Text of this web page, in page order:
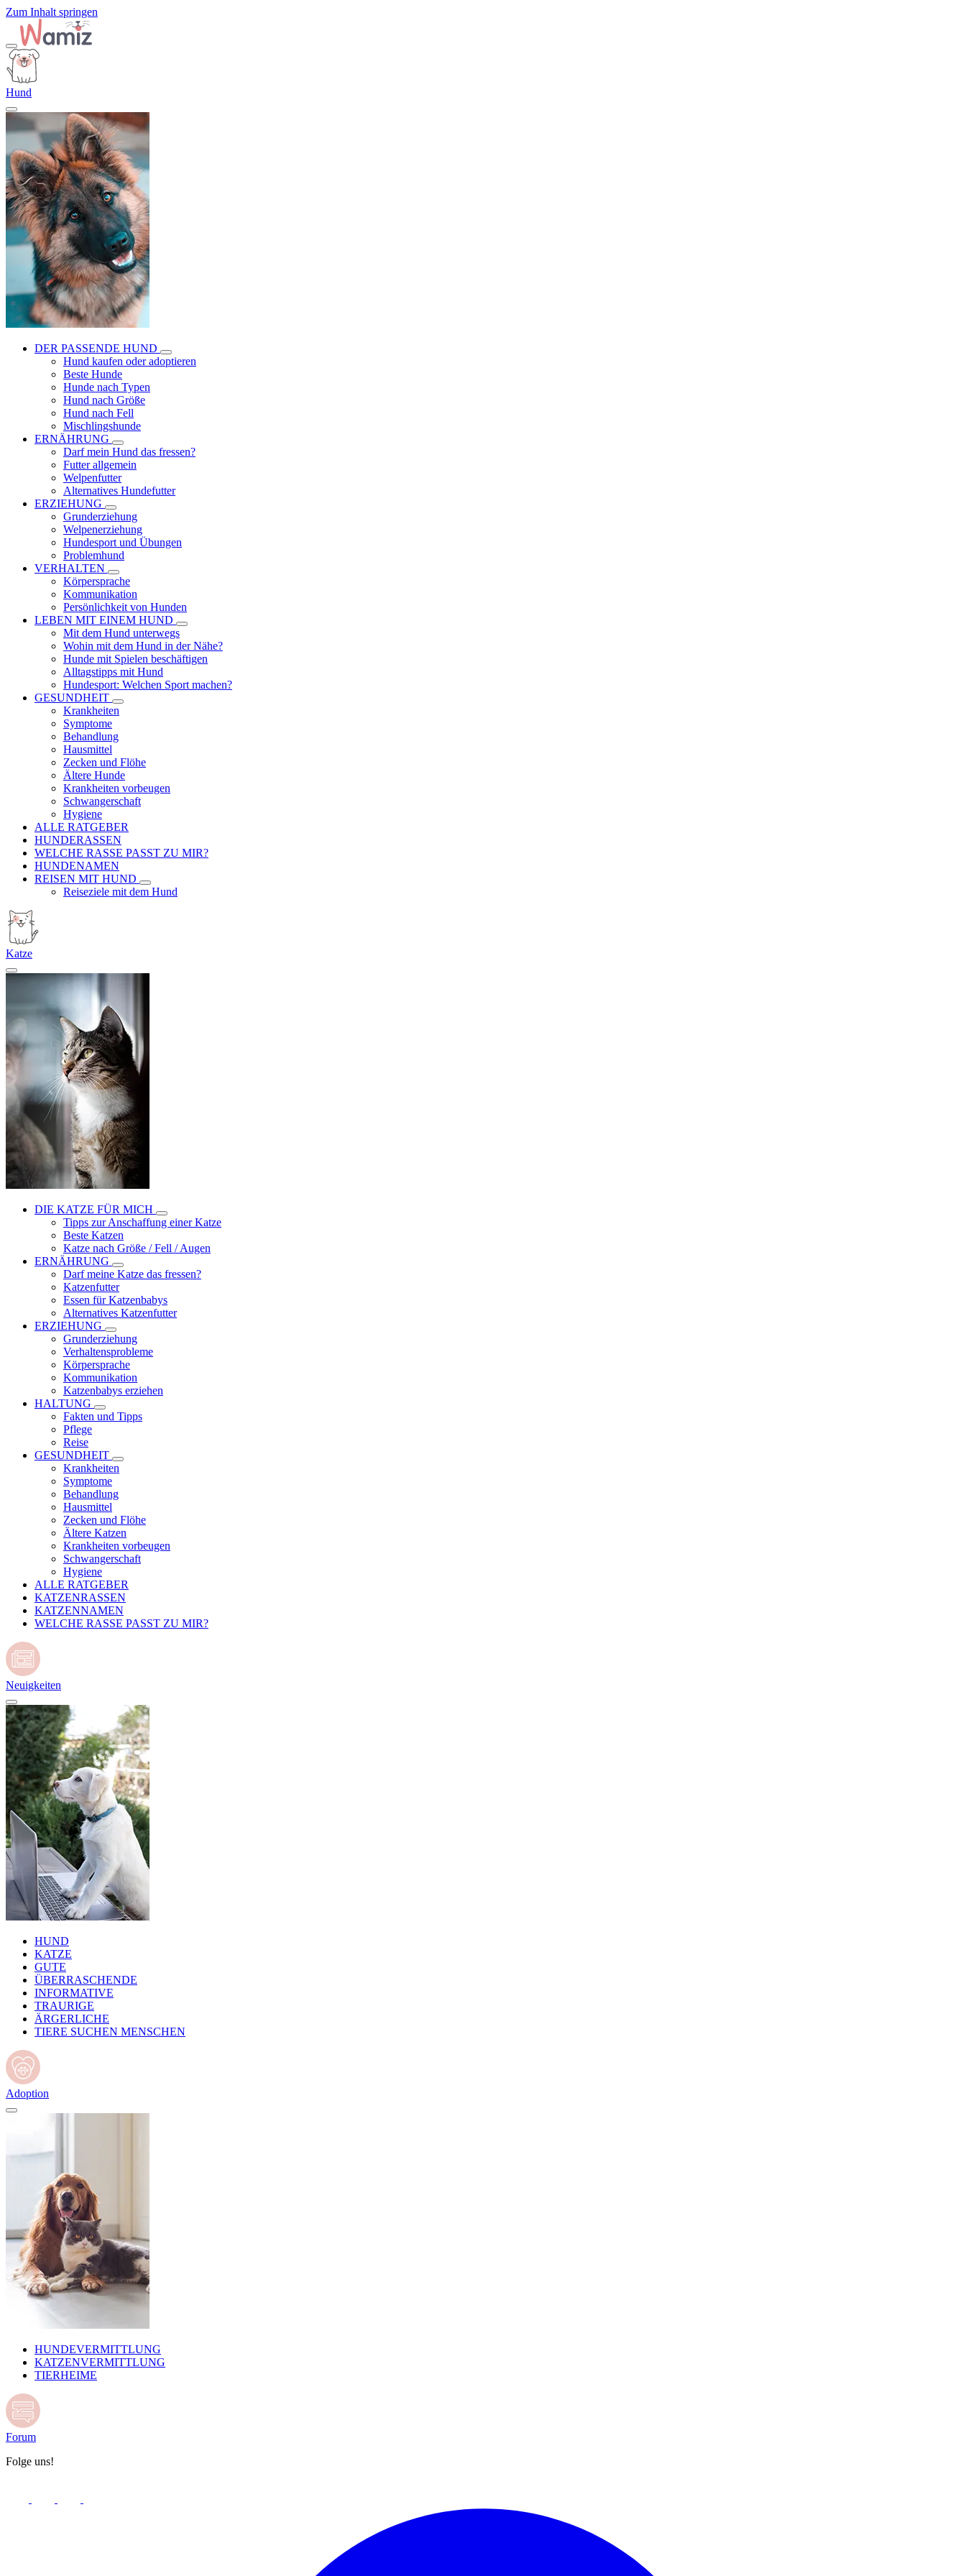
Zum Inhalt springen
Hund
DER PASSENDE HUND
Hund kaufen oder adoptieren
Beste Hunde
Hunde nach Typen
Hund nach Größe
Hund nach Fell
Mischlingshunde
ERNÄHRUNG
Darf mein Hund das fressen?
Futter allgemein
Welpenfutter
Alternatives Hundefutter
ERZIEHUNG
Grunderziehung
Welpenerziehung
Hundesport und Übungen
Problemhund
VERHALTEN
Körpersprache
Kommunikation
Persönlichkeit von Hunden
LEBEN MIT EINEM HUND
Mit dem Hund unterwegs
Wohin mit dem Hund in der Nähe?
Hunde mit Spielen beschäftigen
Alltagstipps mit Hund
Hundesport: Welchen Sport machen?
GESUNDHEIT
Krankheiten
Symptome
Behandlung
Hausmittel
Zecken und Flöhe
Ältere Hunde
Krankheiten vorbeugen
Schwangerschaft
Hygiene
ALLE RATGEBER
HUNDERASSEN
WELCHE RASSE PASST ZU MIR?
HUNDENAMEN
REISEN MIT HUND
Reiseziele mit dem Hund
Katze
DIE KATZE FÜR MICH
Tipps zur Anschaffung einer Katze
Beste Katzen
Katze nach Größe / Fell / Augen
ERNÄHRUNG
Darf meine Katze das fressen?
Katzenfutter
Essen für Katzenbabys
Alternatives Katzenfutter
ERZIEHUNG
Grunderziehung
Verhaltensprobleme
Körpersprache
Kommunikation
Katzenbabys erziehen
HALTUNG
Fakten und Tipps
Pflege
Reise
GESUNDHEIT
Krankheiten
Symptome
Behandlung
Hausmittel
Zecken und Flöhe
Ältere Katzen
Krankheiten vorbeugen
Schwangerschaft
Hygiene
ALLE RATGEBER
KATZENRASSEN
KATZENNAMEN
WELCHE RASSE PASST ZU MIR?
Neuigkeiten
HUND
KATZE
GUTE
ÜBERRASCHENDE
INFORMATIVE
TRAURIGE
ÄRGERLICHE
TIERE SUCHEN MENSCHEN
Adoption
HUNDEVERMITTLUNG
KATZENVERMITTLUNG
TIERHEIME
Forum
Folge uns!